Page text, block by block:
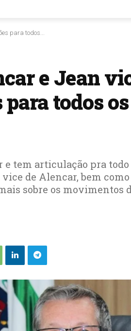
para todos...
e Jean
todos os
e tem articulação pra todo
de Alencar, bem
sobre os movimentos